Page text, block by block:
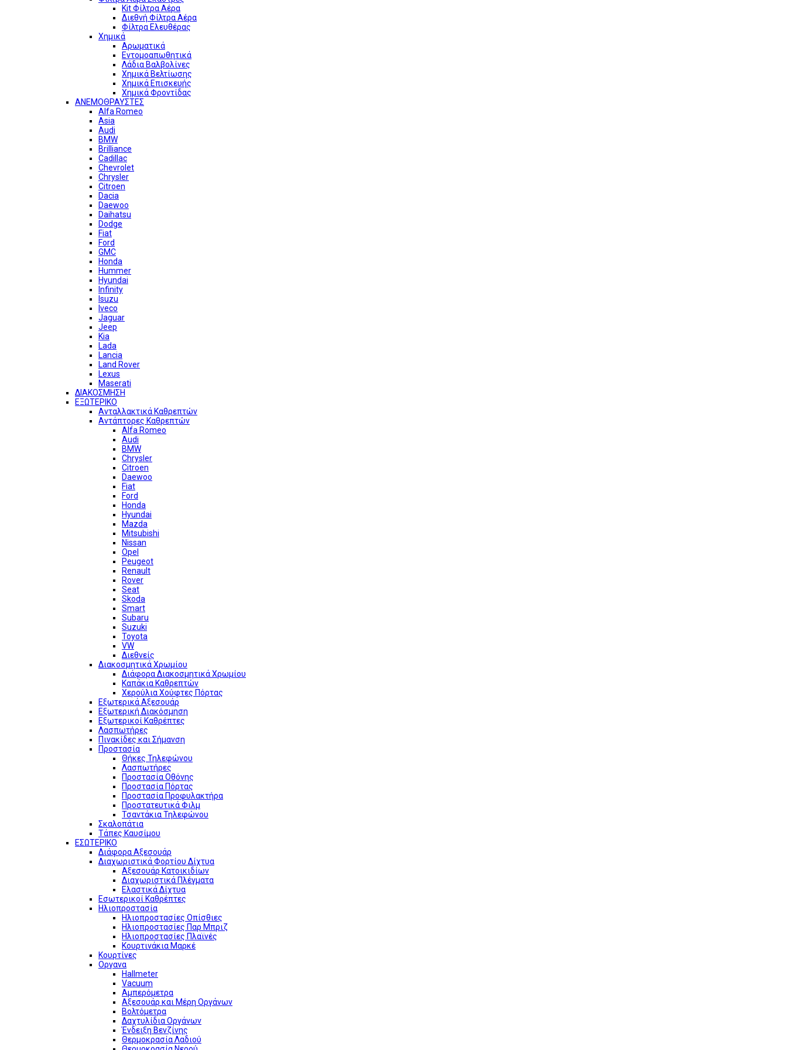
Kit Φίλτρα Αέρα
Διεθνή Φίλτρα Αέρα
Φίλτρα Ελευθέρας
Χημικά
Αρωματικά
Εντομοαπωθητικά
Λάδια Βαλβολίνες
Χημικά Βελτίωσης
Χημικά Επισκευής
Χημικά Φροντίδας
ΑΝΕΜΟΘΡΑΥΣΤΕΣ
Alfa Romeo
Asia
Audi
BMW
Brilliance
Cadillac
Chevrolet
Chrysler
Citroen
Dacia
Daewoo
Daihatsu
Dodge
Fiat
Ford
GMC
Honda
Hummer
Hyundai
Infinity
Isuzu
Iveco
Jaguar
Jeep
Kia
Lada
Lancia
Land Rover
Lexus
Maserati
ΔΙΑΚΟΣΜΗΣΗ
ΕΞΩΤΕΡΙΚΟ
Ανταλλακτικά Καθρεπτών
Αντάπτορες Καθρεπτών
Alfa Romeo
Audi
BMW
Chrysler
Citroen
Daewoo
Fiat
Ford
Honda
Hyundai
Mazda
Mitsubishi
Nissan
Opel
Peugeot
Renault
Rover
Seat
Skoda
Smart
Subaru
Suzuki
Toyota
VW
Διεθνείς
Διακοσμητικά Χρωμίου
Διάφορα Διακοσμητικά Χρωμίου
Καπάκια Καθρεπτών
Χερούλια Χούφτες Πόρτας
Εξωτερικά Αξεσουάρ
Εξωτερική Διακόσμηση
Εξωτερικοί Καθρέπτες
Λασπωτήρες
Πινακίδες και Σήμανση
Προστασία
Θήκες Τηλεφώνου
Λασπωτήρες
Προστασία Οθόνης
Προστασία Πόρτας
Προστασία Προφυλακτήρα
Προστατευτικά Φιλμ
Τσαντάκια Τηλεφώνου
Σκαλοπάτια
Τάπες Καυσίμου
ΕΣΩΤΕΡΙΚΟ
Διάφορα Αξεσουάρ
Διαχωριστικά Φορτίου Δίχτυα
Αξεσουάρ Κατοικιδίων
Διαχωριστικά Πλέγματα
Ελαστικά Δίχτυα
Εσωτερικοί Καθρέπτες
Ηλιοπροστασία
Ηλιοπροστασίες Οπίσθιες
Ηλιοπροστασίες Παρ Μπριζ
Ηλιοπροστασίες Πλαϊνές
Κουρτινάκια Μαρκέ
Κουρτίνες
Οργανα
Hallmeter
Vacuum
Αμπερόμετρα
Αξεσουάρ και Μέρη Οργάνων
Βολτόμετρα
Δαχτυλίδια Οργάνων
Ένδειξη Βενζίνης
Θερμοκρασία Λαδιού